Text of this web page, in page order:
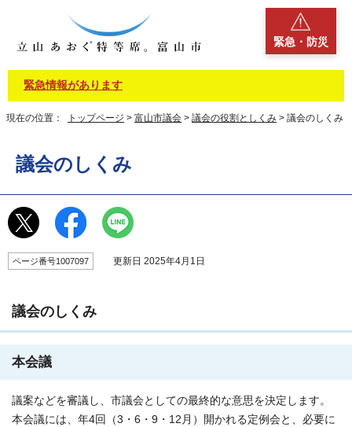
緊急・防災
緊急情報があります
現在の位置： トップページ > 富山市議会 > 議会の役割としくみ > 議会のしくみ
議会のしくみ
ページ番号1007097 更新日 2025年4月1日
議会のしくみ
本会議
議案などを審議し、市議会としての最終的な意思を決定します。
本会議には、年4回（3・6・9・12月）開かれる定例会と、必要に